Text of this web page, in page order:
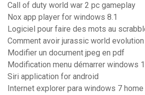
Call of duty world war 2 pc gameplay
Nox app player for windows 8.1
Logiciel pour faire des mots au
Comment avoir jurassic world
Modifier un document jpeg en pdf
Modification menu démarrer windows
Siri application for android
Internet explorer para windows 7